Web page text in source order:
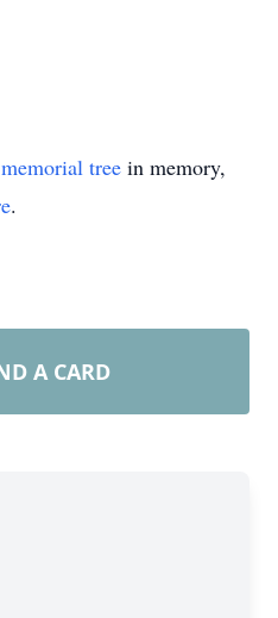
memorial tree in memory,
.
A CARD